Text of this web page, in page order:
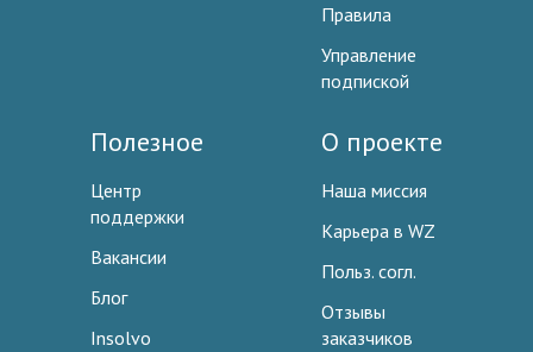
Правила
Управление
подпиской
Полезное
Центр
поддержки
Вакансии
Блог
Insolvo
О проекте
Наша миссия
Карьера в WZ
Польз. согл.
Отзывы
заказчиков